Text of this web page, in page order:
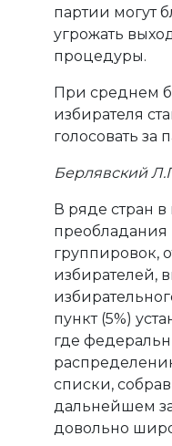
партии могут
угрожать
процедуры.
При среднем
избирателя
голосовать за
Берлявский
В ряде стран
группировок,
избирателей,
пункт (5%)
где
списки,
дальнейшем
довольно